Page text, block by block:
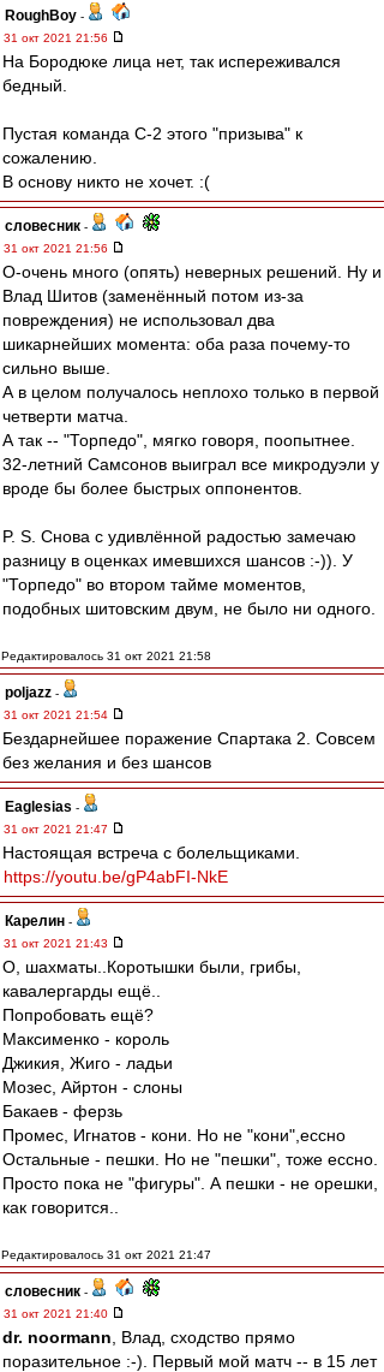
RoughBoy -
31 окт 2021 21:56
На Бородюке лица нет, так испереживался
бедный.
Пустая команда С-2 этого "призыва" к
сожалению.
В основу никто не хочет. :(
словесник -
31 окт 2021 21:56
О-очень много (опять) неверных решений. Ну и
Влад Шитов (заменённый потом из-за
повреждения) не использовал два
шикарнейших момента: оба раза почему-то
сильно выше.
А в целом получалось неплохо только в первой
четверти матча.
А так -- "Торпедо", мягко говоря, поопытнее.
32-летний Самсонов выиграл все микродуэли у
вроде бы более быстрых оппонентов.
P. S. Снова с удивлённой радостью замечаю
разницу в оценках имевшихся шансов :-)). У
"Торпедо" во втором тайме моментов,
подобных шитовским двум, не было ни одного.
Редактировалось 31 окт 2021 21:58
poljazz -
31 окт 2021 21:54
Бездарнейшее поражение Спартака 2. Совсем
без желания и без шансов
Eaglesias -
31 окт 2021 21:47
Настоящая встреча с болельщиками.
https://youtu.be/gP4abFI-NkE
Карелин -
31 окт 2021 21:43
О, шахматы..Коротышки были, грибы,
кавалергарды ещё..
Попробовать ещё?
Максименко - король
Джикия, Жиго - ладьи
Мозес, Айртон - слоны
Бакаев - ферзь
Промес, Игнатов - кони. Но не "кони",ессно
Остальные - пешки. Но не "пешки", тоже ессно.
Просто пока не "фигуры". А пешки - не орешки,
как говорится..
Редактировалось 31 окт 2021 21:47
словесник -
31 окт 2021 21:40
dr. noormann , Влад, сходство прямо
поразительное :-). Первый мой матч -- в 15 лет